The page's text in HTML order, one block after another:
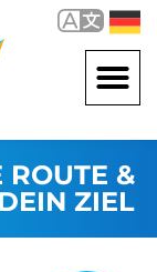
ROUTE &
ZIEL